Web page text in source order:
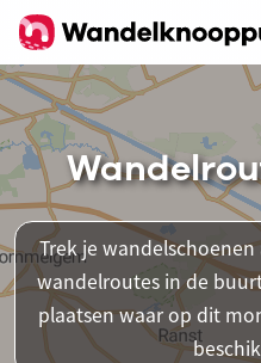
Trek je
wandelroutes in de
plaatsen waar op dit